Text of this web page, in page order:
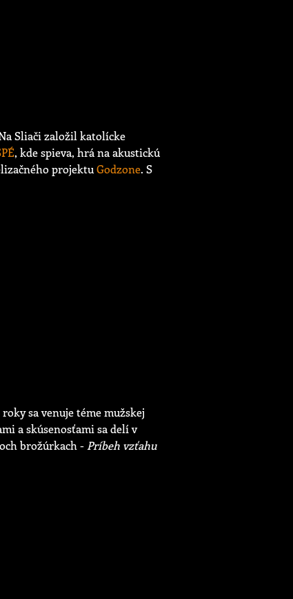
Sliači založil katolícke
, kde spieva, hrá na akustickú
projektuGodzone. S
sa venuje téme mužskej
a skúsenosťami sa delí v
brožúrkach - Príbeh vzťahu